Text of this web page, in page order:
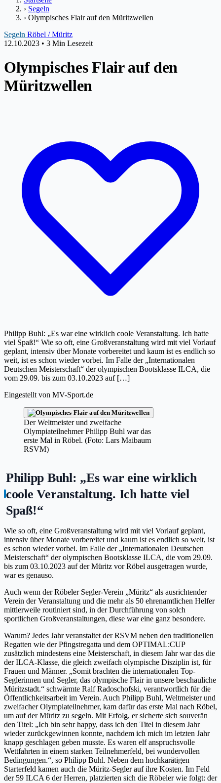
› Segeln
› Olympisches Flair auf den Müritzwellen
Segeln Röbel / Müritz
12.10.2023 • 3 Min Lesezeit
Olympisches Flair auf den
Müritzwellen
Philipp Buhl: „Es war eine wirklich coole Veranstaltung. Ich hatte
viel Spaß!“ Wie so oft, eine Großveranstaltung wird mit viel Vorlauf
geplant, intensiv über Monate vorbereitet und kaum ist es endlich so
weit, ist es schon wieder vorbei. Im Falle der „Internationalen
Deutschen Meisterschaft“ der olympischen Bootsklasse ILCA, die
vom 29.09. bis zum 03.10.2023 auf […]
Eingestellt von MV-Sport.de
Der Weltmeister und zweifache
Olympiateilnehmer Philipp Buhl war das
erste Mal in Röbel. (Foto: Lars Maibaum
RSVM)
Philipp Buhl: „Es war eine wirklich
coole Veranstaltung. Ich hatte viel
Spaß!“
Wie so oft, eine Großveranstaltung wird mit viel Vorlauf geplant,
intensiv über Monate vorbereitet und kaum ist es endlich so weit, ist
es schon wieder vorbei. Im Falle der „Internationalen Deutschen
Meisterschaft“ der olympischen Bootsklasse ILCA, die vom 29.09.
bis zum 03.10.2023 auf der Müritz vor Röbel ausgetragen wurde,
war es genauso.
Auch wenn der Röbeler Segler-Verein „Müritz“ als ausrichtender
Verein der Veranstaltung und die mehr als 50 ehrenamtlichen Helfer
mittlerweile routiniert sind, in der Durchführung von solch
sportlichen Großveranstaltungen, diese war eine ganz besondere.
Warum? Jedes Jahr veranstaltet der RSVM neben den traditionellen
Regatten wie der Pfingstregatta und dem OPTIMAL:CUP
zusätzlich mindestens eine Meisterschaft, in diesem Jahr war das die
der ILCA-Klasse, die gleich zweifach olympische Disziplin ist, für
Frauen und Männer. „Somit brachten die internationalen Top-
Seglerinnen und Segler, das olympische Flair in unsere beschauliche
Müritzstadt.“ schwärmte Ralf Radoschofski, verantwortlich für die
Öffentlichkeitsarbeit im Verein. Auch Philipp Buhl, Weltmeister und
zweifacher Olympiateilnehmer, kam dafür das erste Mal nach Röbel,
um auf der Müritz zu segeln. Mit Erfolg, er sicherte sich souverän
den Titel: „Ich bin sehr happy, dass ich den Titel in diesem Jahr
wieder zurückgewinnen konnte, nachdem ich mich im letzten Jahr
knapp geschlagen geben musste. Es waren elf anspruchsvolle
Wettfahrten in einem starken Teilnehmerfeld, bei wundervollen
Bedingungen.“, so Philipp Buhl. Neben dem hochkarätigen
Starterfeld kamen auch die Müritz-Segler auf ihre Kosten. Im Feld
der 59 ILCA 6 der Herren, platzierten sich die Röbeler wie folgt: der